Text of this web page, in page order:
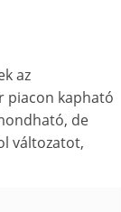
az
piacon kapható
de
változatot,